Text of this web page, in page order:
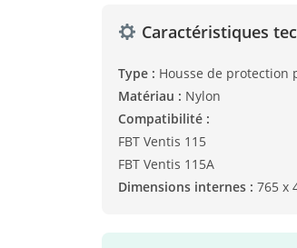
Caractéristiques
Type : Housse de protection
Matériau : Nylon
Compatibilité :
FBT Ventis 115
FBT Ventis 115A
Dimensions internes : 765 x